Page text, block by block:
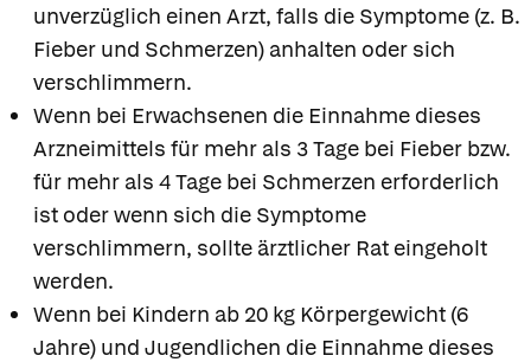
unverzüglich einen Arzt, falls die Symptome (z. B.
Fieber und Schmerzen) anhalten oder sich
verschlimmern.
Wenn bei Erwachsenen die Einnahme dieses
Arzneimittels für mehr als 3 Tage bei Fieber bzw.
für mehr als 4 Tage bei Schmerzen erforderlich
ist oder wenn sich die Symptome
verschlimmern, sollte ärztlicher Rat eingeholt
werden.
Wenn bei Kindern ab 20 kg Körpergewicht (6
Jahre) und Jugendlichen die Einnahme dieses